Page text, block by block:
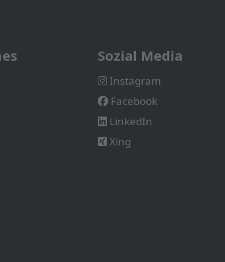
Sozial Media
Instagram
Facebook
LinkedIn
Xing